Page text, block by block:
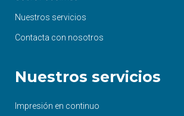
Nuestros servicios
Contacta con nosotros
Nuestros servicios
Impresión en continuo